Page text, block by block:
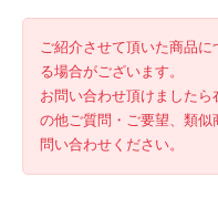
ご紹介させて頂いた商品
る場合がございます。
お問い合わせ頂けました
の他ご質問・ご要望、類
問い合わせください。